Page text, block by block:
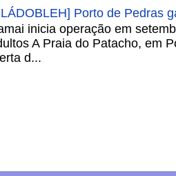
Porto de Pedras
inicia operação em
A Praia do Patacho, em
d...